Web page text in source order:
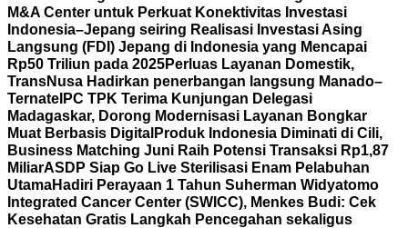
M&A Center untuk Perkuat Konektivitas Investasi
Indonesia–Jepang seiring Realisasi Investasi Asing
Langsung (FDI) Jepang di Indonesia yang Mencapai
Rp50 Triliun pada 2025Perluas Layanan Domestik,
TransNusa Hadirkan penerbangan langsung Manado–
Ternate IPC TPK Terima Kunjungan Delegasi
Madagaskar, Dorong Modernisasi Layanan Bongkar
Muat Berbasis Digital Produk Indonesia Diminati di Cili,
Business Matching Juni Raih Potensi Transaksi Rp1,87
MiliarASDP Siap Go Live Sterilisasi Enam Pelabuhan
UtamaHadiri Perayaan 1 Tahun Suherman Widyatomo
Integrated Cancer Center (SWICC), Menkes Budi: Cek
Kesehatan Gratis Langkah Pencegahan sekaligus